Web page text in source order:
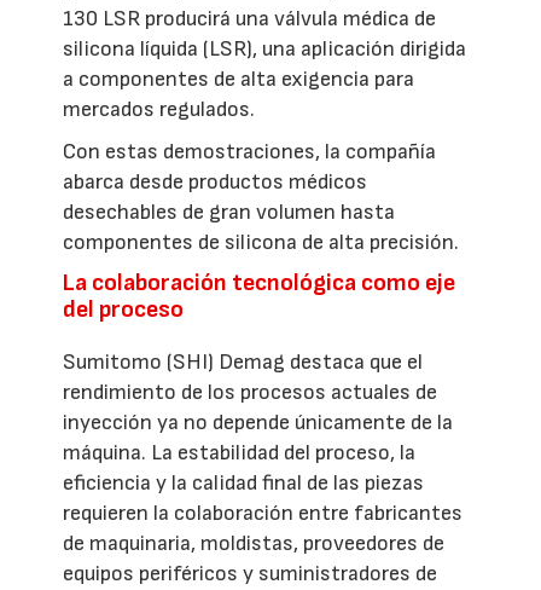
130 LSR producirá una válvula médica de
silicona líquida (LSR), una aplicación dirigida
a componentes de alta exigencia para
mercados regulados.
Con estas demostraciones, la compañía
abarca desde productos médicos
desechables de gran volumen hasta
componentes de silicona de alta precisión.
La colaboración tecnológica como eje
del proceso
Sumitomo (SHI) Demag destaca que el
rendimiento de los procesos actuales de
inyección ya no depende únicamente de la
máquina. La estabilidad del proceso, la
eficiencia y la calidad final de las piezas
requieren la colaboración entre fabricantes
de maquinaria, moldistas, proveedores de
equipos periféricos y suministradores de